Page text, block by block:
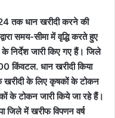
तक धान खरीदी करने की
समय-सीमा में वृद्धि करते हुए
जारी किए गए हैं। जिले
किंवटल. धान खरीदी किया
के लिए कृषकों के टोकन
के टोकन जारी किये जा रहे हैं।
जिले में खरीफ विपणन वर्ष